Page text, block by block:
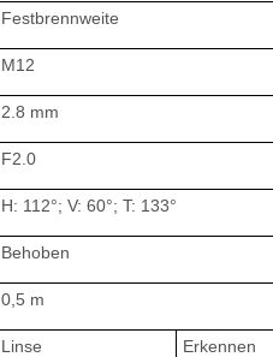
Festbrennweite
M12
2.8 mm
F2.0
H: 112°; V: 60°; T: 133°
Behoben
0,5 m
Linse Erkennen